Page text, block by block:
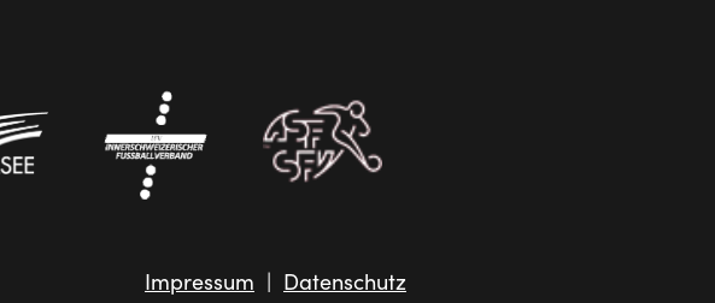
Impressum | Datenschutz